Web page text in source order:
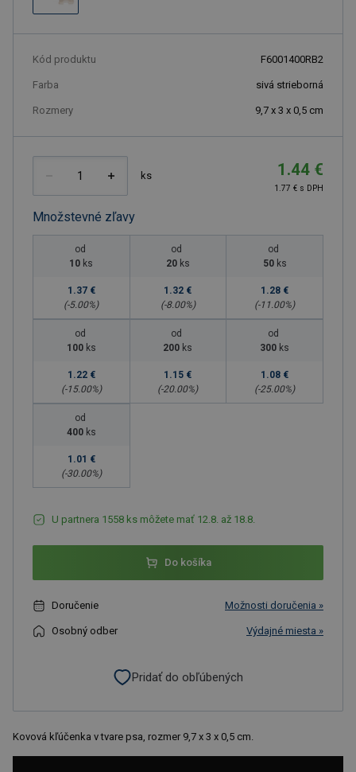
Kód produktu F6001400RB2
Farba sivá strieborná
Rozmery 9,7 x 3 x 0,5 cm
ks 1.44 €
1.77 € s DPH
Množstevné zľavy
od
10 ks
1.37 €
(-5.00%)
od
20 ks
1.32 €
(-8.00%)
od
50 ks
1.28 €
(-11.00%)
od
100 ks
1.22 €
(-15.00%)
od
200 ks
1.15 €
(-20.00%)
od
300 ks
1.08 €
(-25.00%)
od
400 ks
1.01 €
(-30.00%)
U partnera 1558 ks môžete mať 12.8. až 18.8.
Do košíka
Doručenie Možnosti doručenia »
Osobný odber Výdajné miesta »
Pridať do obľúbených
Kovová kľúčenka v tvare psa, rozmer 9,7 x 3 x 0,5 cm.